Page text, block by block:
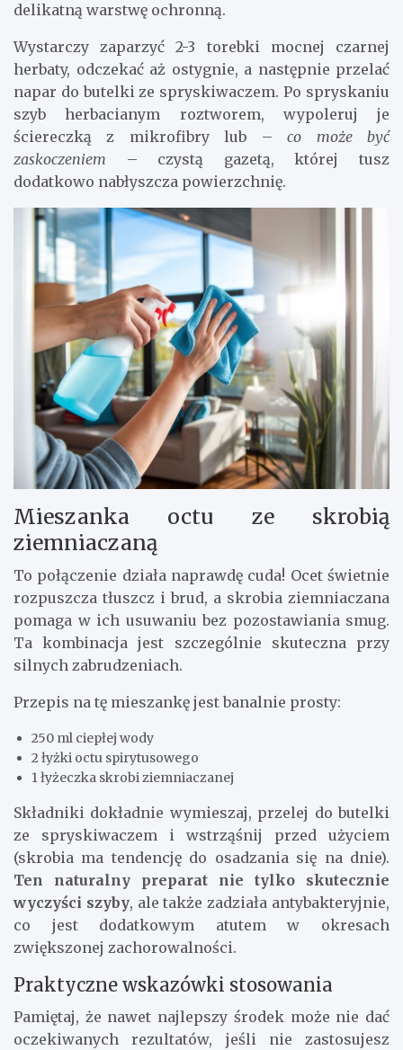
delikatną warstwę ochronną.
Wystarczy zaparzyć 2-3 torebki mocnej czarnej
herbaty, odczekać aż ostygnie, a następnie przelać
napar do butelki ze spryskiwaczem. Po spryskaniu
szyb herbacianym roztworem, wypoleruj je
ściereczką z mikrofibry lub –co może być
zaskoczeniem – czystą gazetą, której tusz
dodatkowo nabłyszcza powierzchnię.
Mieszanka octu ze skrobią
ziemniaczaną
To połączenie działa naprawdę cuda! Ocet świetnie
rozpuszcza tłuszcz i brud, a skrobia ziemniaczana
pomaga w ich usuwaniu bez pozostawiania smug.
Ta kombinacja jest szczególnie skuteczna przy
silnych zabrudzeniach.
Przepis na tę mieszankę jest banalnie prosty:
250 ml ciepłej wody
2 łyżki octu spirytusowego
1 łyżeczka skrobi ziemniaczanej
Składniki dokładnie wymieszaj, przelej do butelki
ze spryskiwaczem i wstrząśnij przed użyciem
(skrobia ma tendencję do osadzania się na dnie).
Ten naturalny preparat nie tylko skutecznie
wyczyści szyby, ale także zadziała antybakteryjnie,
co jest dodatkowym atutem w okresach
zwiększonej zachorowalności.
Praktyczne wskazówki stosowania
Pamiętaj, że nawet najlepszy środek może nie dać
oczekiwanych rezultatów, jeśli nie zastosujesz